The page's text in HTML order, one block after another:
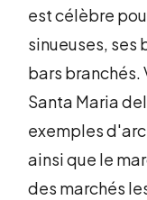
est célèbre
sinueuses, ses
bars branchés.
Santa Maria
exemples
ainsi que le
des marchés